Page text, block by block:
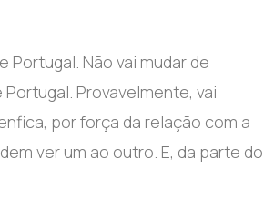
Portugal. Não vai mudar de
Provavelmente, vai
por força da relação com a
ver um ao outro. E, da parte do